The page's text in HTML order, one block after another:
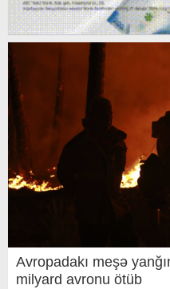
Avropadakı meşə
milyard avronu ötüb